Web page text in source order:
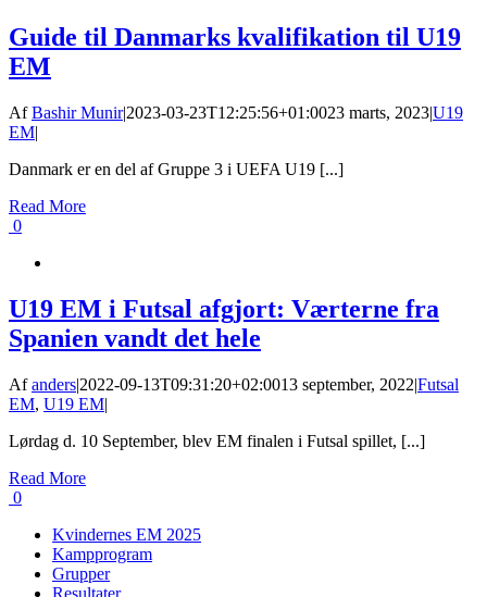
Guide til Danmarks kvalifikation til U19
EM
AfBashir Munir|2023-03-23T12:25:56+01:0023 marts, 2023|U19
EM|
Danmark er en del af Gruppe 3 i UEFA U19 [...]
Read More
0
U19 EM i Futsal afgjort: Værterne fra
Spanien vandt det hele
Afanders|2022-09-13T09:31:20+02:0013 september, 2022|Futsal
EM, U19 EM|
Lørdag d. 10 September, blev EM finalen i Futsal spillet, [...]
Read More
0
Kvindernes EM 2025
Kampprogram
Grupper
Resultater